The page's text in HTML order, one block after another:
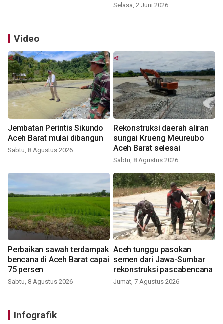
Selasa, 2 Juni 2026
Video
Jembatan Perintis Sikundo
Aceh Barat mulai dibangun
Sabtu, 8 Agustus 2026
Rekonstruksi daerah aliran
sungai Krueng Meureubo
Aceh Barat selesai
Sabtu, 8 Agustus 2026
Perbaikan sawah terdampak
bencana di Aceh Barat capai
75 persen
Sabtu, 8 Agustus 2026
Aceh tunggu pasokan
semen dari Jawa-Sumbar
rekonstruksi pascabencana
Jumat, 7 Agustus 2026
Infografik